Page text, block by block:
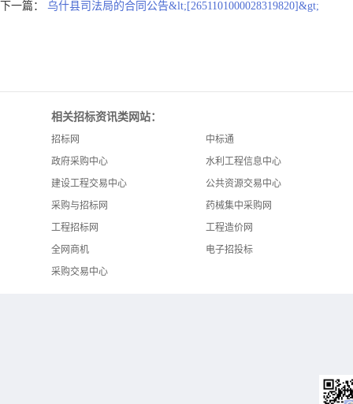
下一篇： 乌什县司法局的合同公告&lt;[2651101000028319820]&gt;
相关招标资讯类网站：
招标网
中标通
政府采购中心
水利工程信息中心
建设工程交易中心
公共资源交易中心
采购与招标网
药械集中采购网
工程招标网
工程造价网
全网商机
电子招投标
采购交易中心